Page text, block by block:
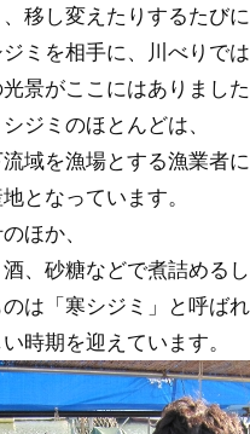
移し変えたりするたび
ミを相手に、川べりで
景がここにはありました
ジミのほとんどは、
域を漁場とする漁業者
となっています。
ほか、
、砂糖などで煮詰める
は「寒シジミ」と呼ばれ
時期を迎えています。